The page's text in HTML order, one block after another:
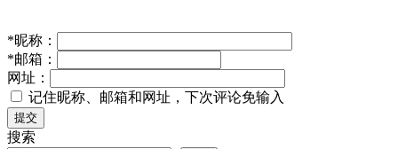
*昵称：
*邮箱：
网址：
记住昵称、邮箱和网址，下次评论免输入
提交
搜索